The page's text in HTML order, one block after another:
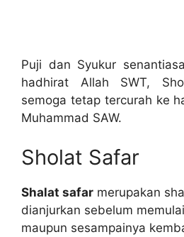
Puji dan Syukur
hadhirat Allah SWT,
semoga tetap tercurah ke
Muhammad SAW.
Sholat Safar
Shalat safar merupakan
dianjurkan sebelum
maupun sesampainya